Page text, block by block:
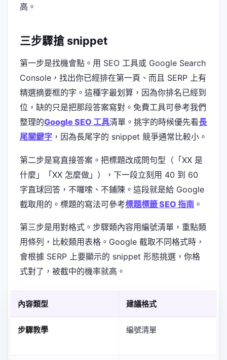
高。
三步驟搶 snippet
第一步是找機會點。用 SEO 工具或 Google Search
Console，找出你已經排在第一頁、而且 SERP 上有
精選摘要框的字。這種字最划算，因為你排名已經到
位，缺的只是把那段答案寫對。免費工具可參考我們
整理的Google SEO 工具清單。挑字的時候優先看長
尾關鍵字 ，因為長尾字的 snippet 競爭通常比較小。
第二步是寫直接答案。把標題改成問句型（「XX 是
什麼」「XX 怎麼做」），下一段立刻用 40 到 60
字直球回答，不囉嗦、不鋪陳。這段就是給 Google
截取用的。標題的寫法可參考標題標籤 SEO 指南 。
第三步是用對格式。步驟類內容用編號清單，重點類
用條列，比較類用表格。Google 截取不同格式時，
會根據 SERP 上要顯示的 snippet 形態挑選，你格
式對了，被截中的機率就高。
內容類型 建議格式
步驟教學 編號清單